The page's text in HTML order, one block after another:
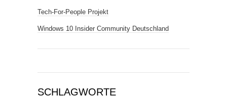
Tech-For-People Projekt
Windows 10 Insider Community Deutschland
SCHLAGWORTE